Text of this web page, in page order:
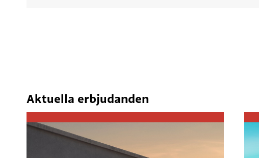
Aktuella erbjudanden